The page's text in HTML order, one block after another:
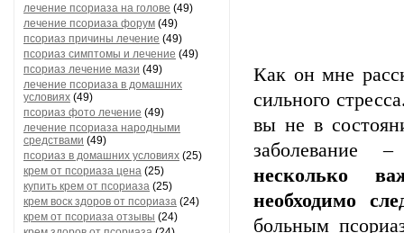
лечение псориаза на голове (49)
лечение псориаза форум (49)
псориаз причины лечение (49)
псориаз симптомы и лечение (49)
псориаз лечение мази (49)
лечение псориаза в домашних
условиях (49)
псориаз фото лечение (49)
лечение псориаза народными
средствами (49)
псориаз в домашних условиях (25)
крем от псориаза цена (25)
купить крем от псориаза (25)
крем воск здоров от псориаза (24)
крем от псориаза отзывы (24)
Как он мне
сильного
вы не в
заболевание
несколько
необходимо
больным